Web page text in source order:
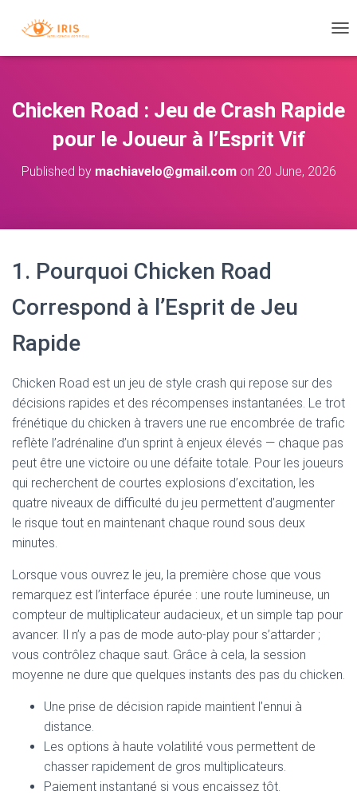
O
E
Chicken Road : Jeu de Crash Rapide
pour le Joueur à l’Esprit Vif
Published by machiavelo@gmail.comon 20 June, 2026
1. Pourquoi Chicken Road
Correspond à l’Esprit de Jeu
Rapide
Chicken Road est un jeu de style crash qui repose sur des
décisions rapides et des récompenses instantanées. Le trot
frénétique du chicken à travers une rue encombrée de trafic
reflète l’adrénaline d’un sprint à enjeux élevés — chaque pas
peut être une victoire ou une défaite totale. Pour les joueurs
qui recherchent de courtes explosions d’excitation, les
quatre niveaux de difficulté du jeu permettent d’augmenter
le risque tout en maintenant chaque round sous deux
minutes.
Lorsque vous ouvrez le jeu, la première chose que vous
remarquez est l’interface épurée : une route lumineuse, un
compteur de multiplicateur audacieux, et un simple tap pour
avancer. Il n’y a pas de mode auto‑play pour s’attarder ;
vous contrôlez chaque saut. Grâce à cela, la session
moyenne ne dure que quelques instants des pas du chicken.
Une prise de décision rapide maintient l’ennui à
distance.
Les options à haute volatilité vous permettent de
chasser rapidement de gros multiplicateurs.
Paiement instantané si vous encaissez tôt.